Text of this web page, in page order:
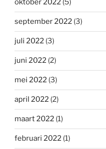
oktober 2022 (5)
september 2022 (3)
juli 2022 (3)
juni 2022 (2)
mei 2022 (3)
april 2022 (2)
maart 2022 (1)
februari 2022 (1)